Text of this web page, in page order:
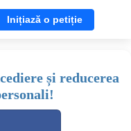
Inițiază o petiție
și reducerea